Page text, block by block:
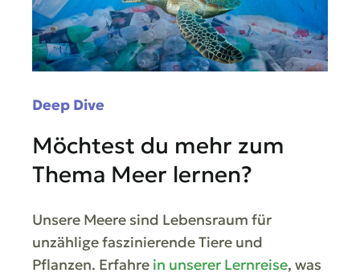
Deep Dive
Möchtest du mehr zum
Thema Meer lernen?
Unsere Meere sind Lebensraum für
unzählige faszinierende Tiere und
Pflanzen. Erfahre in unserer Lernreise, was